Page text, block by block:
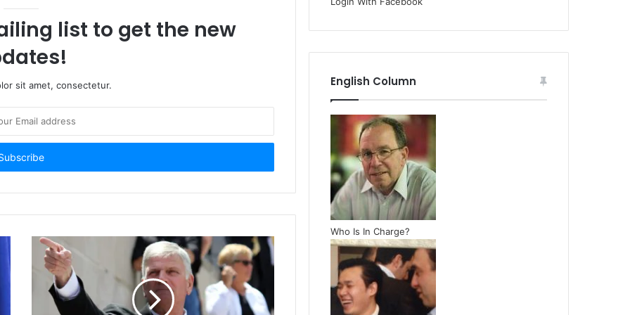
list to get the new
sit amet, consectetur. English Column
Who Is In Charge?